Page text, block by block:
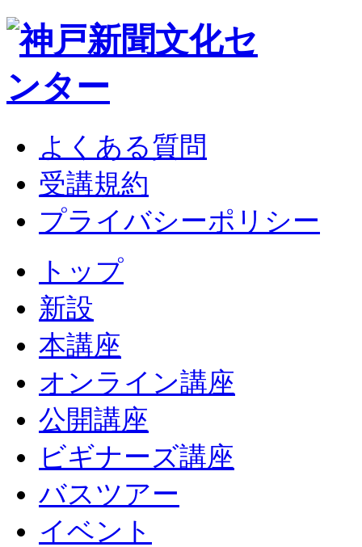
よくある質問
受講規約
プライバシーポリシー
トップ
新設
本講座
オンライン講座
公開講座
ビギナーズ講座
バスツアー
イベント